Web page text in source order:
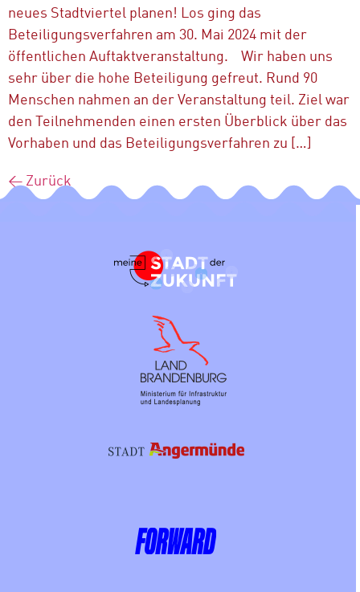
neues Stadtviertel planen! Los ging das
Beteiligungsverfahren am 30. Mai 2024 mit der
öffentlichen Auftaktveranstaltung. Wir haben uns
sehr über die hohe Beteiligung gefreut. Rund 90
Menschen nahmen an der Veranstaltung teil. Ziel war
den Teilnehmenden einen ersten Überblick über das
Vorhaben und das Beteiligungsverfahren zu […]
← Zurück